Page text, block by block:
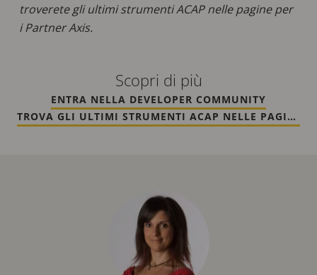
troverete gli ultimi strumenti ACAP nelle pagine per
i Partner Axis.
Scopri di più
ENTRA NELLA DEVELOPER COMMUNITY
TROVA GLI ULTIMI STRUMENTI ACAP NELLE PAGINE PER I PARTNER AXIS